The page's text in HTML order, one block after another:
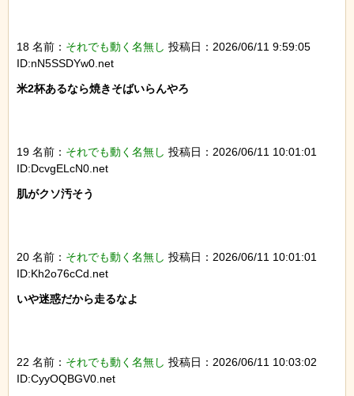
18 名前： それでも動く名無し 投稿日：2026/06/11 9:59:05
ID:nN5SSDYw0.net
米2杯あるなら焼きそばいらんやろ
19 名前： それでも動く名無し 投稿日：2026/06/11 10:01:01
ID:DcvgELcN0.net
肌がクソ汚そう
20 名前： それでも動く名無し 投稿日：2026/06/11 10:01:01
ID:Kh2o76cCd.net
いや迷惑だから走るなよ
22 名前： それでも動く名無し 投稿日：2026/06/11 10:03:02
ID:CyyOQBGV0.net